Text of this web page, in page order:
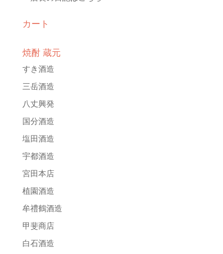
カート
焼酎 蔵元
すき酒造
三岳酒造
八丈興発
国分酒造
塩田酒造
宇都酒造
宮田本店
植園酒造
牟禮鶴酒造
甲斐商店
白石酒造